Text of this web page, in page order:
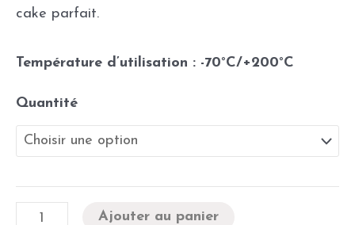
cake parfait.
Température d’utilisation : -70°C/+200°C
Quantité
Ajouter au panier